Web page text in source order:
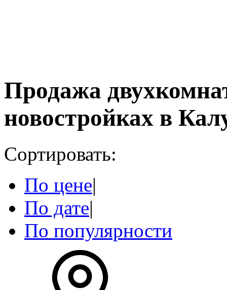
Продажа
новостройках в
Сортировать:
По цене|
По дате|
По популярности